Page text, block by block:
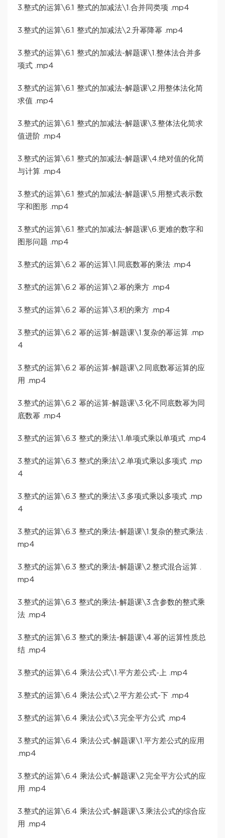
3.整式的运算\6.1 整式的加减法\1.合并同类项 .mp4
3.整式的运算\6.1 整式的加减法\2.升幂降幂 .mp4
3.整式的运算\6.1 整式的加减法-解题课\1.整体法合并多
项式 .mp4
3.整式的运算\6.1 整式的加减法-解题课\2.用整体法化简
求值 .mp4
3.整式的运算\6.1 整式的加减法-解题课\3.整体法化简求
值进阶 .mp4
3.整式的运算\6.1 整式的加减法-解题课\4.绝对值的化简
与计算 .mp4
3.整式的运算\6.1 整式的加减法-解题课\5.用整式表示数
字和图形 .mp4
3.整式的运算\6.1 整式的加减法-解题课\6.更难的数字和
图形问题 .mp4
3.整式的运算\6.2 幂的运算\1.同底数幂的乘法 .mp4
3.整式的运算\6.2 幂的运算\2.幂的乘方 .mp4
3.整式的运算\6.2 幂的运算\3.积的乘方 .mp4
3.整式的运算\6.2 幂的运算-解题课\1.复杂的幂运算 .mp
4
3.整式的运算\6.2 幂的运算-解题课\2.同底数幂运算的应
用 .mp4
3.整式的运算\6.2 幂的运算-解题课\3.化不同底数幂为同
底数幂 .mp4
3.整式的运算\6.3 整式的乘法\1.单项式乘以单项式 .mp4
3.整式的运算\6.3 整式的乘法\2.单项式乘以多项式 .mp
4
3.整式的运算\6.3 整式的乘法\3.多项式乘以多项式 .mp
4
3.整式的运算\6.3 整式的乘法-解题课\1.复杂的整式乘法 .
mp4
3.整式的运算\6.3 整式的乘法-解题课\2.整式混合运算 .
mp4
3.整式的运算\6.3 整式的乘法-解题课\3.含参数的整式乘
法 .mp4
3.整式的运算\6.3 整式的乘法-解题课\4.幂的运算性质总
结 .mp4
3.整式的运算\6.4 乘法公式\1.平方差公式-上 .mp4
3.整式的运算\6.4 乘法公式\2.平方差公式-下 .mp4
3.整式的运算\6.4 乘法公式\3.完全平方公式 .mp4
3.整式的运算\6.4 乘法公式-解题课\1.平方差公式的应用
.mp4
3.整式的运算\6.4 乘法公式-解题课\2.完全平方公式的应
用 .mp4
3.整式的运算\6.4 乘法公式-解题课\3.乘法公式的综合应
用 .mp4